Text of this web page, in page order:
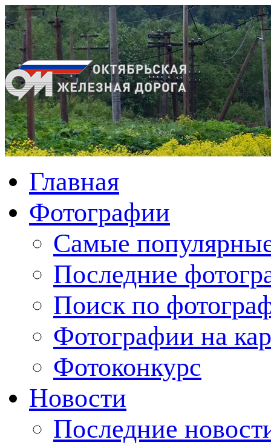
Главная
Фотографии
Cамые
Последние
Поиск по
Фотографии на
Фотоконкурс
Новости
Последние